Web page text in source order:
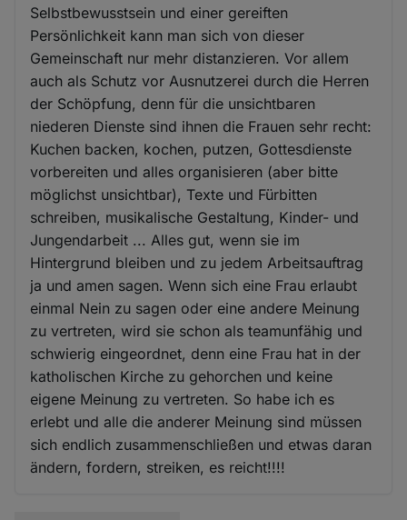
Selbstbewusstsein und einer gereiften
Persönlichkeit kann man sich von dieser
Gemeinschaft nur mehr distanzieren. Vor allem
auch als Schutz vor Ausnutzerei durch die Herren
der Schöpfung, denn für die unsichtbaren
niederen Dienste sind ihnen die Frauen sehr recht:
Kuchen backen, kochen, putzen, Gottesdienste
vorbereiten und alles organisieren (aber bitte
möglichst unsichtbar), Texte und Fürbitten
schreiben, musikalische Gestaltung, Kinder- und
Jungendarbeit ... Alles gut, wenn sie im
Hintergrund bleiben und zu jedem Arbeitsauftrag
ja und amen sagen. Wenn sich eine Frau erlaubt
einmal Nein zu sagen oder eine andere Meinung
zu vertreten, wird sie schon als teamunfähig und
schwierig eingeordnet, denn eine Frau hat in der
katholischen Kirche zu gehorchen und keine
eigene Meinung zu vertreten. So habe ich es
erlebt und alle die anderer Meinung sind müssen
sich endlich zusammenschließen und etwas daran
ändern, fordern, streiken, es reicht!!!!